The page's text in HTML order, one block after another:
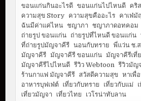
ขอนแก่นกินอะไรดี ขอนแก่นไปไหนดี คริ
ความสุข Story ความสุขคืออะไร คาเฟ่มั
ฉันมีค่าแค่ไหน ชญาภา ชญาภาดอทคอม
ถ่ายรูป ขอนแก่น ถ่ายรูปที่ไหนดี ขอนแก่น
ที่ถ่ายรูปมัญจาคีรี นอนกับทราย พี่แว่น ช.
มัญจาคีรี มัญจาคีรี ขอนแก่น มัญจาคีรีเที่
มัญจาคีรีไปไหนดี รีวิว Webtoon
รีวิวมัญ
ร้านกาแฟ มัญจาคีรี สวัสดีความสุข
หาเพื่
อาหารบุฟเฟ่ต์ เที่ยวกับทราย เที่ยวกับแม่
เที่ยวมัญจา
เที่ยวไทย เวโรน่าทับลาน